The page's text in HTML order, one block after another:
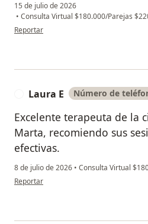
15 de julio de 2026
• Consulta Virtual $180.000/Parejas
en opinión del usuario Milena
Reportar
Laura E Número de
Excelente terapeuta de la
Marta, recomiendo sus
efectivas.
8 de julio de 2026 • Consulta Virtual
en opinión del usuario Laura E
Reportar